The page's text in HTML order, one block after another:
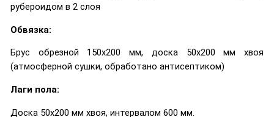
рубероидом в 2 слоя
Обвязка:
Брус обрезной 150х200 мм, доска 50х200 мм хвоя
(атмосферной сушки, обработано антисептиком)
Лаги пола:
Доска 50х200 мм хвоя, интервалом 600 мм.